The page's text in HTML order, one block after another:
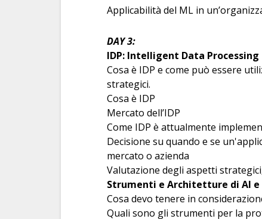
Applicabilità del ML in
DAY 3:
IDP: Intelligent Data Processing
Cosa è IDP e come può essere
strategici.
Cosa è IDP
Mercato dell’IDP
Come IDP è attualmente
Decisione su quando e se
mercato o azienda
Valutazione degli aspetti
Strumenti e Architetture di AI e
Cosa devo tenere in
Quali sono gli strumenti per la